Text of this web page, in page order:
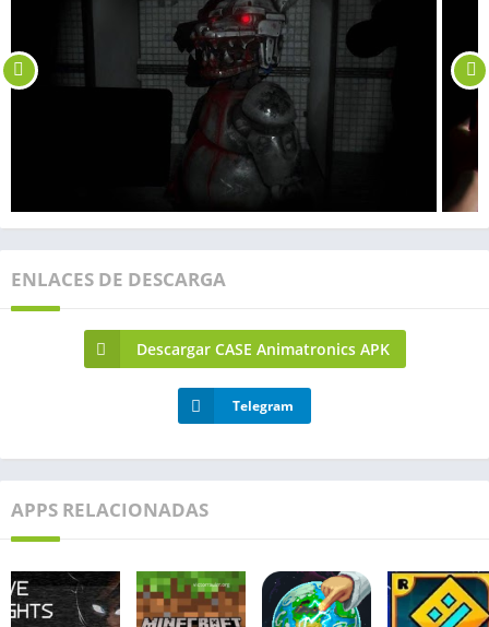
ENLACES DE DESCARGA
Descargar CASE Animatronics APK
Telegram
APPS RELACIONADAS